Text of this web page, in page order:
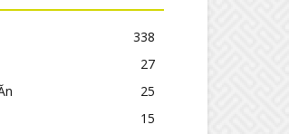
338
27
25
15